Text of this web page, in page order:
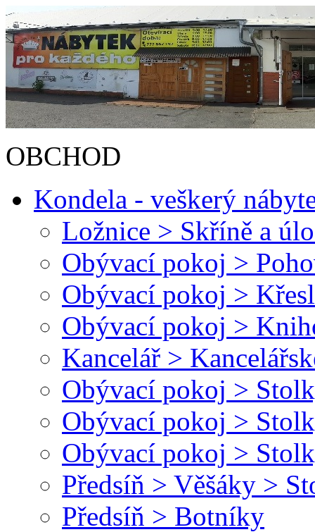
OBCHOD
Kondela - veškerý
Ložnice > Skříně a
Obývací pokoj >
Obývací pokoj >
Obývací pokoj >
Kancelář >
Obývací pokoj >
Obývací pokoj >
Obývací pokoj >
Předsíň > Věšáky >
Předsíň > Botníky